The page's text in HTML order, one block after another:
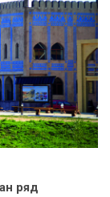
ряд